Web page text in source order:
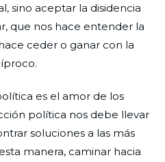
sino aceptar la disidencia
que nos hace entender la
ceder o ganar con la
es el amor de los
política nos debe llevar
soluciones a las más
manera, caminar hacia